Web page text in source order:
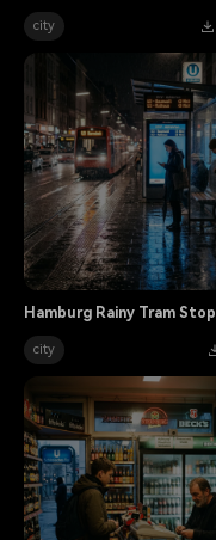
city
Hamburg Rainy Tram Stop
city